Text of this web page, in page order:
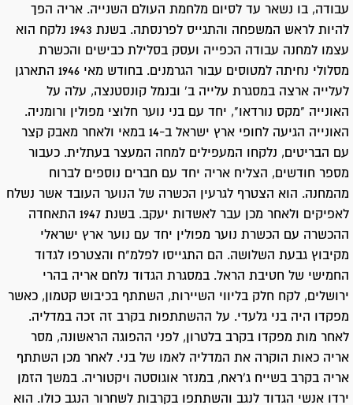
עבודה, בו נשאר עד לסיום מלחמת העולם השנייה. אריה הפך
להיות לראש המשפחה והתגייס לפרנסתה. בשנת 1943 נלקח הוא
עצמו למחנה עבודה הכפייה ועסק בסלילת כבישים והכשרת
מסלולי נחיתה למטוסים עבור הגרמנים. בחודש מאי 1946 התארגן
לעלייה ארצה במסגרת עלייה ב' ובנמל קונסטנצה, עלה על
האונייה "מקס נורדאו", יחד עם בני נוער חלוצי מפולין ורומניה.
האונייה הגיעה לחופי ארץ ישראל ב-14 במאי ולאחר מאבק קצר
עם הבריטים, נלקחו המעפילים למחה המעצר בעתלית. כעבור
מספר חודשים, הצליח אריה יחד עם חברים נוספים לברוח
מהמחנה. הוא הצטרף לגרעין הכשרה של הנוער העובד אשר נשלח
לאפיקים ולאחר מכן עבר לאשדות יעקב. בשנת 1947 התאחדה
ההכשרה עם הכשרת נוער מפולין יחד עם נוער ארץ ישראלי
מקיבוץ גבעת השלושה. הם התגייסו לפלמ"ח והצטרפו לגדוד
החמישי של חטיבת הראל. במסגרת הגדוד נלחם אריה בהרי
ירושלים, לקח חלק בליווי השיירות, השתתף בכיבוש קטמון, כאשר
מפקדו היה בני גלעדי. על ההשתתפות בקרב זה זכה במדליה.
לאחר מות מפקדו בקרב בלטרון, לפני ההפוגה הראשונה, מסר
אריה כאות הוקרה את המדליה לאמו של בני. לאחר מכן השתתף
אריה בקרב בשייח ג'ראח, במנזר אוגוסטה ויקטוריה. במשך הזמן
ירדו אנשי הגדוד לנגב והשתתפו בקרבות לשחרור הנגב כולו. הוא